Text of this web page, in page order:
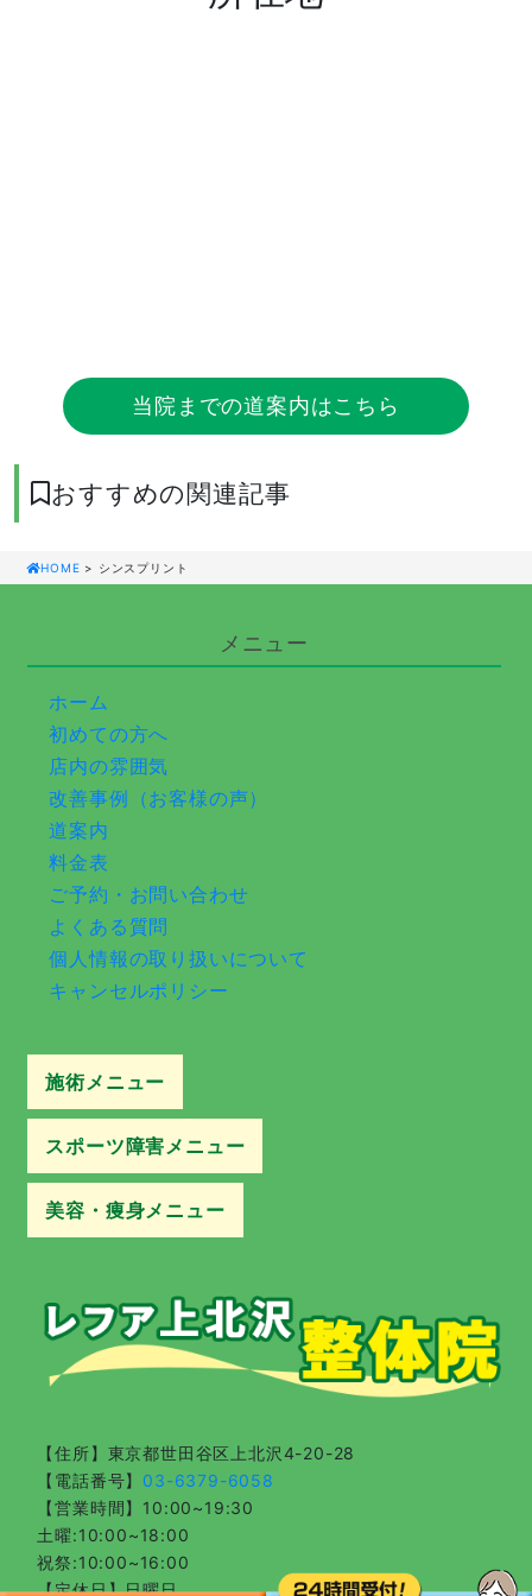
当院までの道案内はこちら
おすすめの関連記事
HOME > シンスプリント
メニュー
ホーム
初めての方へ
店内の雰囲気
改善事例（お客様の声）
道案内
料金表
ご予約・お問い合わせ
よくある質問
個人情報の取り扱いについて
キャンセルポリシー
施術メニュー
産後の骨盤矯正
産後の痛み改善
頭痛
頸椎症性神経根症
肩こり
寝違え
五十肩
胸郭出口症候群
姿勢改善
腱鞘炎
腰痛
ぎっくり腰
坐骨神経痛
椎間板ヘルニア
狭窄症
姿勢性の腰痛
梨状筋症候群
自律神経失調症
睡眠障害
在宅ワークでの身体の不調
変形性股関節症調
変形性膝関節症
膝痛
マタニティ整体
スポーツ障害メニュー
アスリートの身体のケア
肉離れ
アキレス腱炎
足関節捻挫
グロインペイン
ランナー膝
シンスプリント
オスグッド
テニス肘
野球肩
腰椎分離症
ももかん
足底腱膜炎
サッカーのコンディショニング
フィギュアスケートのサポート
ゴルフのサポート
陸上競技のサポート
美容・痩身メニュー
【住所】 東京都世田谷区上北沢4-20-28
【電話番号】 03-6379-6058
【営業時間】10:00~19:30
土曜:10:00~18:00
祝祭:10:00~16:00
【定休日】日曜日